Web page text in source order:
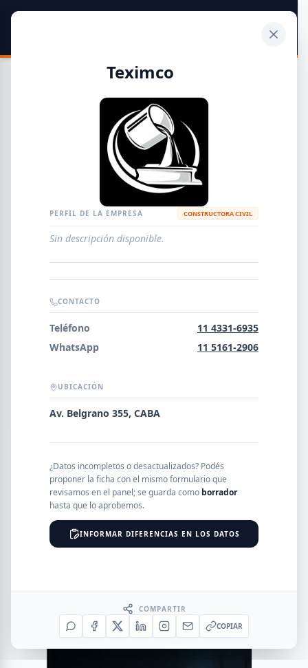
Guía de Empresas Metalúrgicas y Siderúrgicas
METALÚRGICAS
EMPRESAS AGREGAR EMPRESA
Error al cargar empresas.
NOMBRE
SEGMENTO
Teximco
PERFIL DE LA EMPRESA CONSTRUCTORA CIVIL
Sin descripción disponible.
CONTACTO
Teléfono
11 4331-6935
WhatsApp
11 5161-2906
UBICACIÓN
Av. Belgrano 355, CABA
¿Datos incompletos o desactualizados? Podés
proponer la ficha con el mismo formulario que
revisamos en el panel; se guarda como borrador
hasta que lo aprobemos.
INFORMAR DIFERENCIAS EN LOS DATOS
COMPARTIR
COPIAR